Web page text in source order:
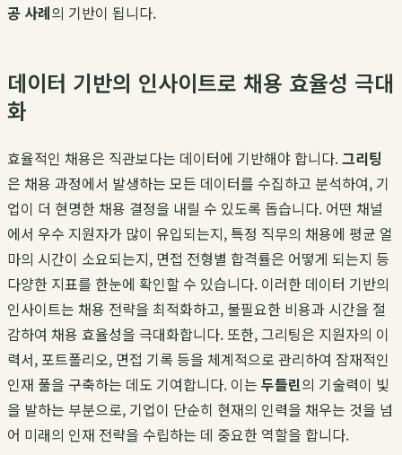
공 사례의 기반이 됩니다.
데이터 기반의 인사이트로 채용 효율성 극대
화
효율적인 채용은 직관보다는 데이터에 기반해야 합니다.그리팅
은 채용 과정에서 발생하는 모든 데이터를 수집하고 분석하여, 기
업이 더 현명한 채용 결정을 내릴 수 있도록 돕습니다. 어떤 채널
에서 우수 지원자가 많이 유입되는지, 특정 직무의 채용에 평균 얼
마의 시간이 소요되는지, 면접 전형별 합격률은 어떻게 되는지 등
다양한 지표를 한눈에 확인할 수 있습니다. 이러한 데이터 기반의
인사이트는 채용 전략을 최적화하고, 불필요한 비용과 시간을 절
감하여 채용 효율성을 극대화합니다. 또한, 그리팅은 지원자의 이
력서, 포트폴리오, 면접 기록 등을 체계적으로 관리하여 잠재적인
인재 풀을 구축하는 데도 기여합니다. 이는 두들린의 기술력이 빛
을 발하는 부분으로, 기업이 단순히 현재의 인력을 채우는 것을 넘
어 미래의 인재 전략을 수립하는 데 중요한 역할을 합니다.